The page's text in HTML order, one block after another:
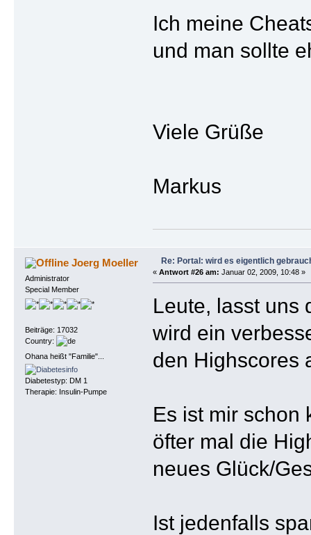
Ich meine
und man sollte
Viele Grüße
Markus
Joerg Moeller
Administrator
Special Member
Beiträge: 17032
Country:
Ohana heißt "Familie"...
Diabetestyp: DM 1
Therapie: Insulin-Pumpe
Re: Portal: wird es eigentlich
« Antwort #26 am: Januar 02, 2009, 10:48 »
Leute, lasst uns
wird ein
den Highscores
Es ist mir schon
öfter mal die
neues Glück/
Ist jedenfalls